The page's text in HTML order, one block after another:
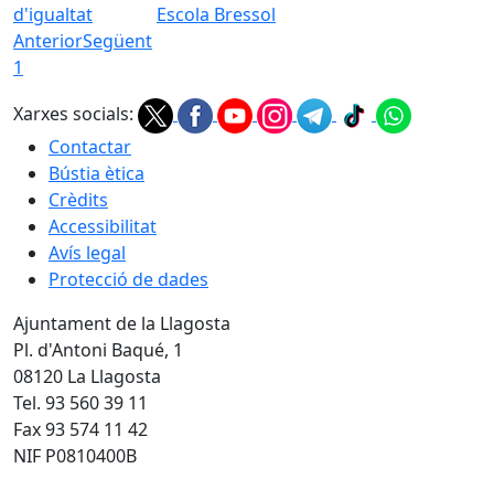
d'igualtat
Escola Bressol
AnteriorSegüent
1
Xarxes socials:
Contactar
Bústia ètica
Crèdits
Accessibilitat
Avís legal
Protecció de dades
Ajuntament de la Llagosta
Pl. d'Antoni Baqué, 1
08120 La Llagosta
Tel. 93 560 39 11
Fax 93 574 11 42
NIF P0810400B